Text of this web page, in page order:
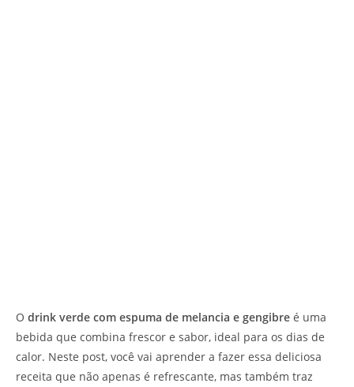
O drink verde com espuma de melancia e gengibre é uma
bebida que combina frescor e sabor, ideal para os dias de
calor. Neste post, você vai aprender a fazer essa deliciosa
receita que não apenas é refrescante, mas também traz